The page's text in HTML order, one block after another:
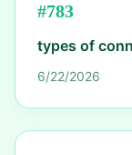
#783
types of
6/22/2026